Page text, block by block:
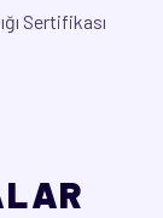
Sertifikası